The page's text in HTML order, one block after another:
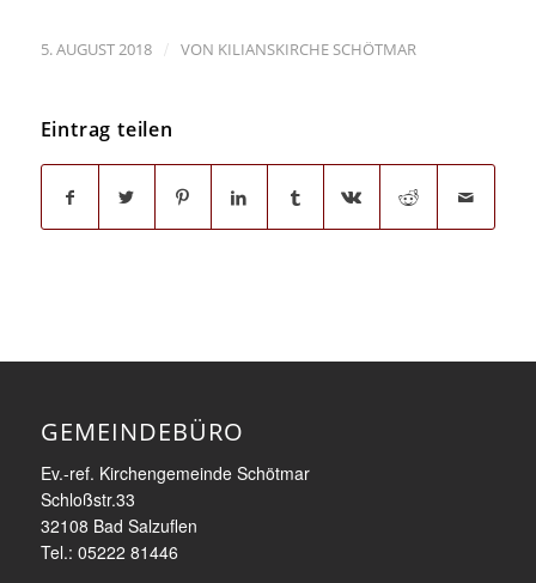
5. AUGUST 2018 / VON KILIANSKIRCHE SCHÖTMAR
Eintrag teilen
GEMEINDEBÜRO
Ev.-ref. Kirchengemeinde Schötmar
Schloßstr.33
32108 Bad Salzuflen
Tel.: 05222 81446